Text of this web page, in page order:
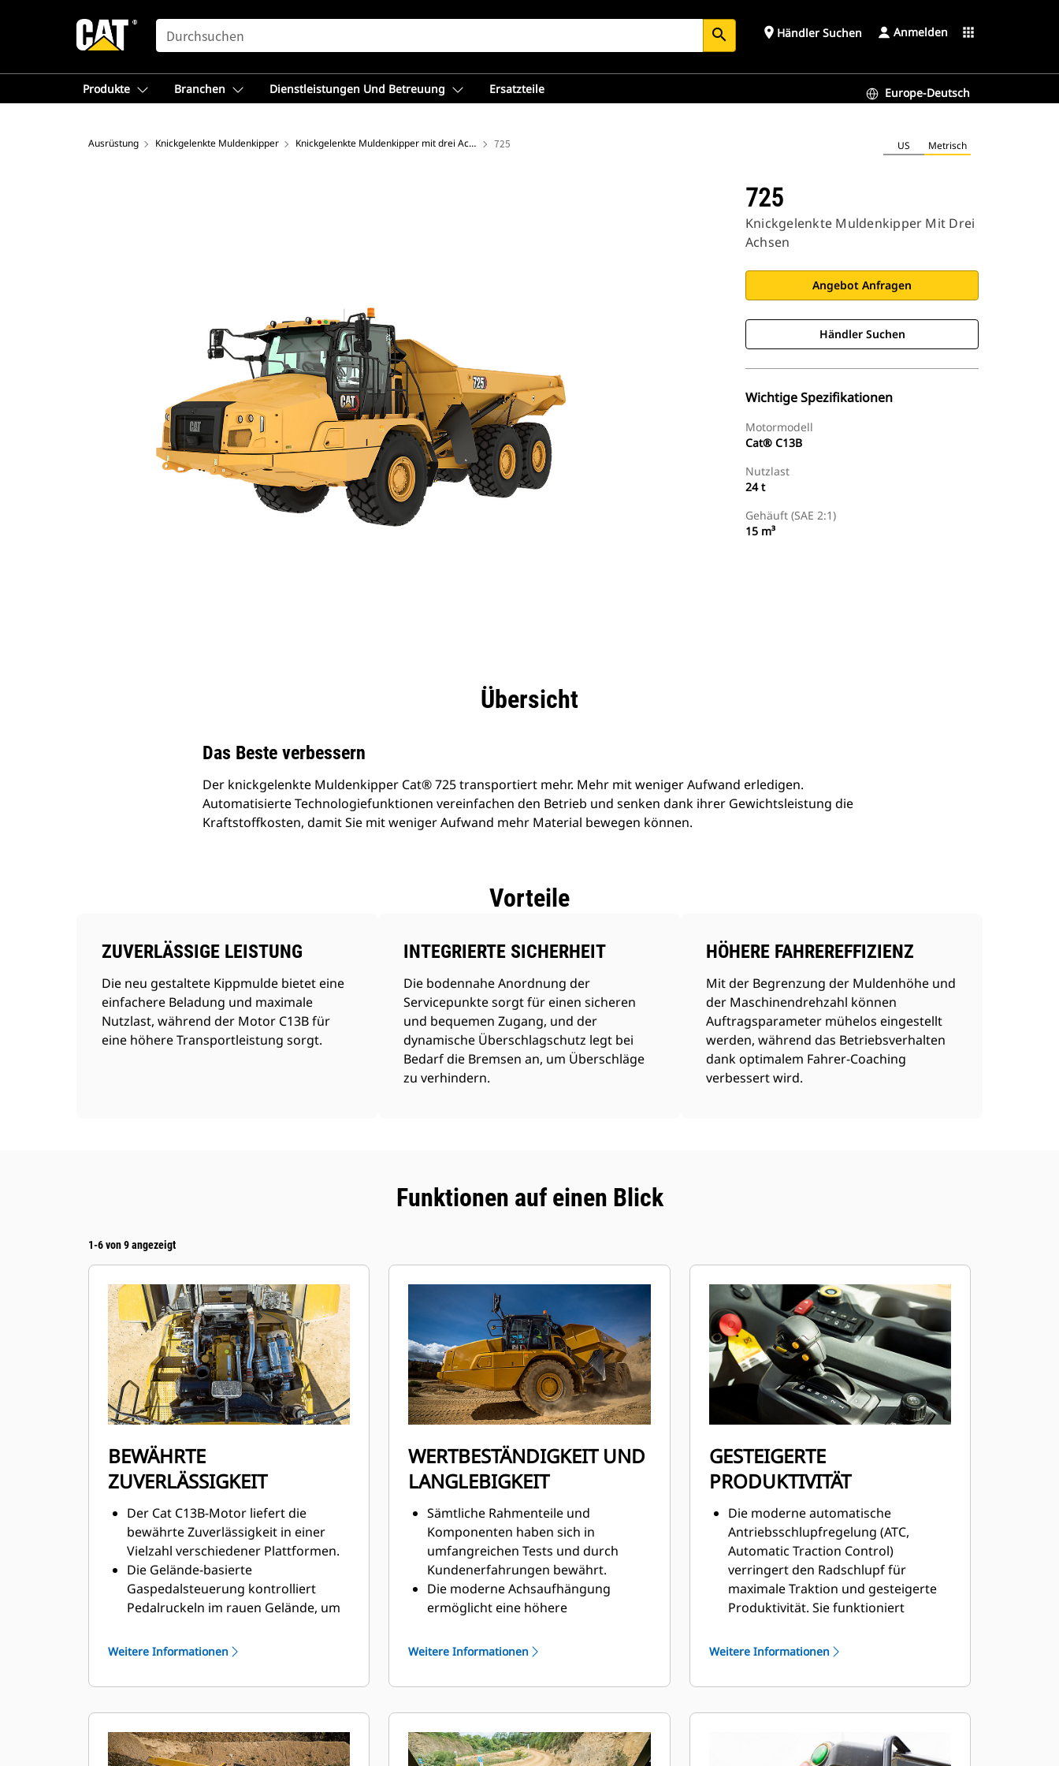
SEARCH search place Händler Suchen Anmelden apps
Produkte Branchen Dienstleistungen Und Betreuung Ersatzteile Europe-Deutsch
Ausrüstung Knickgelenkte Muldenkipper Knickgelenkte Muldenkipper mit drei Achsen 725 US Metrisch
725
Knickgelenkte Muldenkipper Mit Drei
Achsen
Angebot Anfragen
Händler Suchen
Wichtige Spezifikationen
Motormodell
Cat® C13B
Nutzlast
24 t
Gehäuft (SAE 2:1)
15 m³
Technische DatenÜbersicht
Das Beste verbessern
Der knickgelenkte Muldenkipper Cat® 725 transportiert mehr. Mehr mit weniger Aufwand erledigen.
Automatisierte Technologiefunktionen vereinfachen den Betrieb und senken dank ihrer Gewichtsleistung die
Kraftstoffkosten, damit Sie mit weniger Aufwand mehr Material bewegen können.
Vorteile
ZUVERLÄSSIGE LEISTUNG
Die neu gestaltete Kippmulde bietet eine
einfachere Beladung und maximale
Nutzlast, während der Motor C13B für
eine höhere Transportleistung sorgt.
INTEGRIERTE SICHERHEIT
Die bodennahe Anordnung der
Servicepunkte sorgt für einen sicheren
und bequemen Zugang, und der
dynamische Überschlagschutz legt bei
Bedarf die Bremsen an, um Überschläge
zu verhindern.
HÖHERE FAHREREFFIZIENZ
Mit der Begrenzung der Muldenhöhe und
der Maschinendrehzahl können
Auftragsparameter mühelos eingestellt
werden, während das Betriebsverhalten
dank optimalem Fahrer-Coaching
verbessert wird.
Funktionen auf einen Blick
1-6 von 9 angezeigt
BEWÄHRTE
ZUVERLÄSSIGKEIT
Der Cat C13B-Motor liefert die
bewährte Zuverlässigkeit in einer
Vielzahl verschiedener Plattformen.
Die Gelände-basierte
Gaspedalsteuerung kontrolliert
Pedalruckeln im rauen Gelände, um
Höhere Zuverlässigkeit durch
Vereinfachung mit einer langen
Abgasnachbehandlungssysteme
gewährleisten ausgezeichnete
Weitere Informationen
WERTBESTÄNDIGKEIT UND
LANGLEBIGKEIT
Sämtliche Rahmenteile und
Komponenten haben sich in
umfangreichen Tests und durch
Kundenerfahrungen bewährt.
Die moderne Achsaufhängung
ermöglicht eine höhere
Gelände und dämpft gleichzeitig die
Die Vorderradaufhängung erlaubt
Der Rahmen ist auf
Drehmomentbelastungen ausgelegt,
Weitere Informationen
GESTEIGERTE
PRODUKTIVITÄT
Die moderne automatische
Antriebsschlupfregelung (ATC,
Automatic Traction Control)
verringert den Radschlupf für
maximale Traktion und gesteigerte
Produktivität. Sie funktioniert
Bedienereingriff.
Automatic Retarder Control) steuert
Bei dem von Caterpillar exklusiv
verwendeten kombinierten
Weitere Informationen